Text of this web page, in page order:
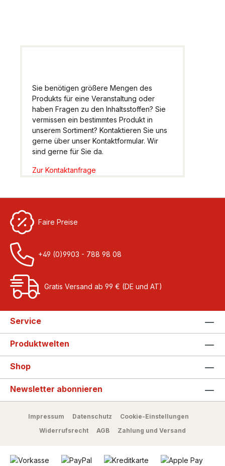
Sie benötigen größere Mengen des
Produkts für eine Veranstaltung oder
haben Fragen zu den Inhaltsstoffen? Sie
vermissen ein bestimmtes Produkt in
unserem Sortiment? Kontaktieren Sie uns
gerne über unser Kontaktformular. Wir
sind gerne für Sie da.
Zur Kontaktanfrage
Faire Preise
+49 (0)9903 - 788 98 08
Gratis Versand ab 99 € (DE und AT)
Service
Produktwelten
Shop
Newsletter abonnieren
Impressum Datenschutz
Cookie-Einstellungen
Widerrufsrecht
AGB Zahlung und Versand